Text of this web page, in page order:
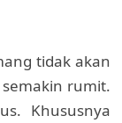
tidak akan
rumit.
Khususnya